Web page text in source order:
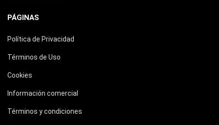
PÁGINAS
Política de Privacidad
Términos de Uso
Cookies
Información comercial
Términos y condiciones